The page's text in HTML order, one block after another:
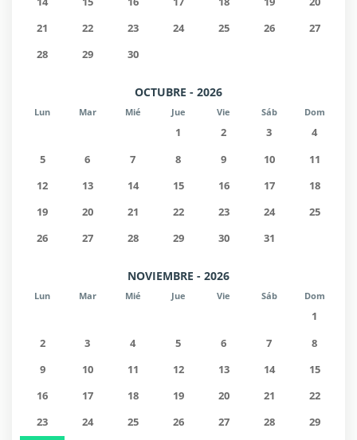
21
22 23 24 25 26
27
28
29 30
OCTUBRE - 2026
Lun Mar Mié Jue Vie Sáb Dom
1 2 3
4
5
6 7 8 9 10
11
12
13 14 15 16 17
18
19
20 21 22 23 24
25
26
27 28 29 30 31
NOVIEMBRE - 2026
Lun Mar Mié Jue Vie Sáb Dom
1
2
3 4 5 6 7
8
9
10 11 12 13 14
15
16
17 18 19 20 21
22
23
24 25 26 27 28
29